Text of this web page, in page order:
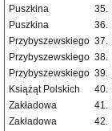
Puszkina
35.
Puszkina
36.
Przybyszewskiego 37.
Przybyszewskiego 38.
Przybyszewskiego 39.
Książąt Polskich
40.
Zakładowa
41.
Zakładowa
42.